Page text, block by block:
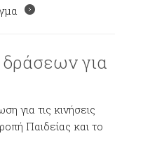
για
για τις κινήσεις
Παιδείας και το